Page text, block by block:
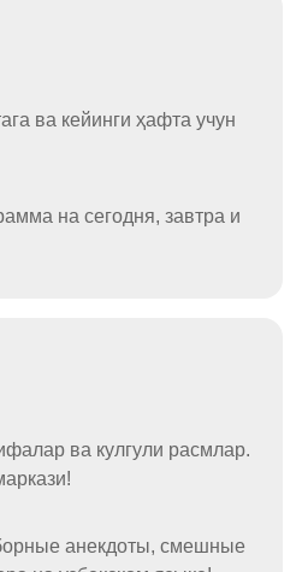
ва кейинги ҳафта учун
на сегодня, завтра и
ва кулгули расмлар.
анекдоты, смешные